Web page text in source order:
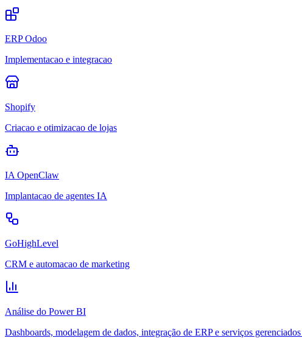
ERP Odoo
Implementacao e integracao
Shopify
Criacao e otimizacao de lojas
IA OpenClaw
Implantacao de agentes IA
GoHighLevel
CRM e automacao de marketing
Análise do Power BI
Dashboards, modelagem de dados, integração de ERP e serviços